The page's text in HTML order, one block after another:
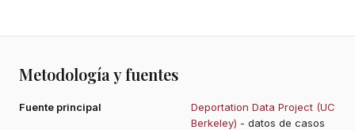
Metodología y fuentes
Fuente principal
Deportation Data Project (UC
Berkeley) - datos de casos